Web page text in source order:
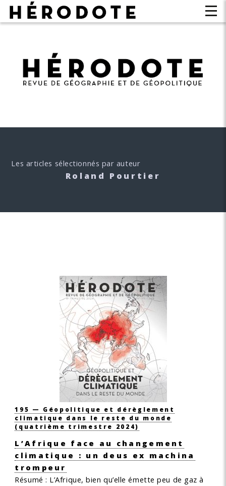
Les articles sélectionnés par auteur
Roland Pourtier
195 — Géopolitique et dérèglement
climatique dans le reste du monde
(quatrième trimestre 2024)
L’Afrique face au changement
climatique : un deus ex machina
trompeur
Résumé : L’Afrique, bien qu’elle émette peu de gaz à